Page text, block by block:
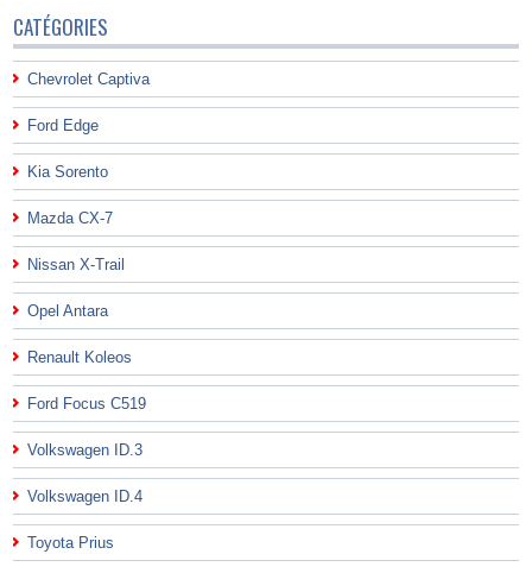
CATÉGORIES
Chevrolet Captiva
Ford Edge
Kia Sorento
Mazda CX-7
Nissan X-Trail
Opel Antara
Renault Koleos
Ford Focus C519
Volkswagen ID.3
Volkswagen ID.4
Toyota Prius